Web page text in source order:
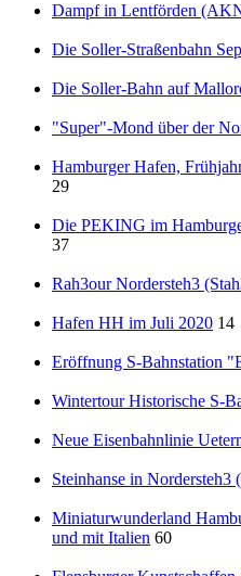
Dampf in Lentförden
Die Soller-Straßenbahn
Die Soller-Bahn auf
"Super"-Mond über der
Hamburger Hafen,
29
Die PEKING im
37
Rah3our Nordersteh3
Hafen HH im Juli 2020 14
Eröffnung S-Bahnstation
Wintertour Historische S-
Neue Eisenbahnlinie
Steinhanse in Nordersteh3
Miniaturwunderland
und mit Italien 60